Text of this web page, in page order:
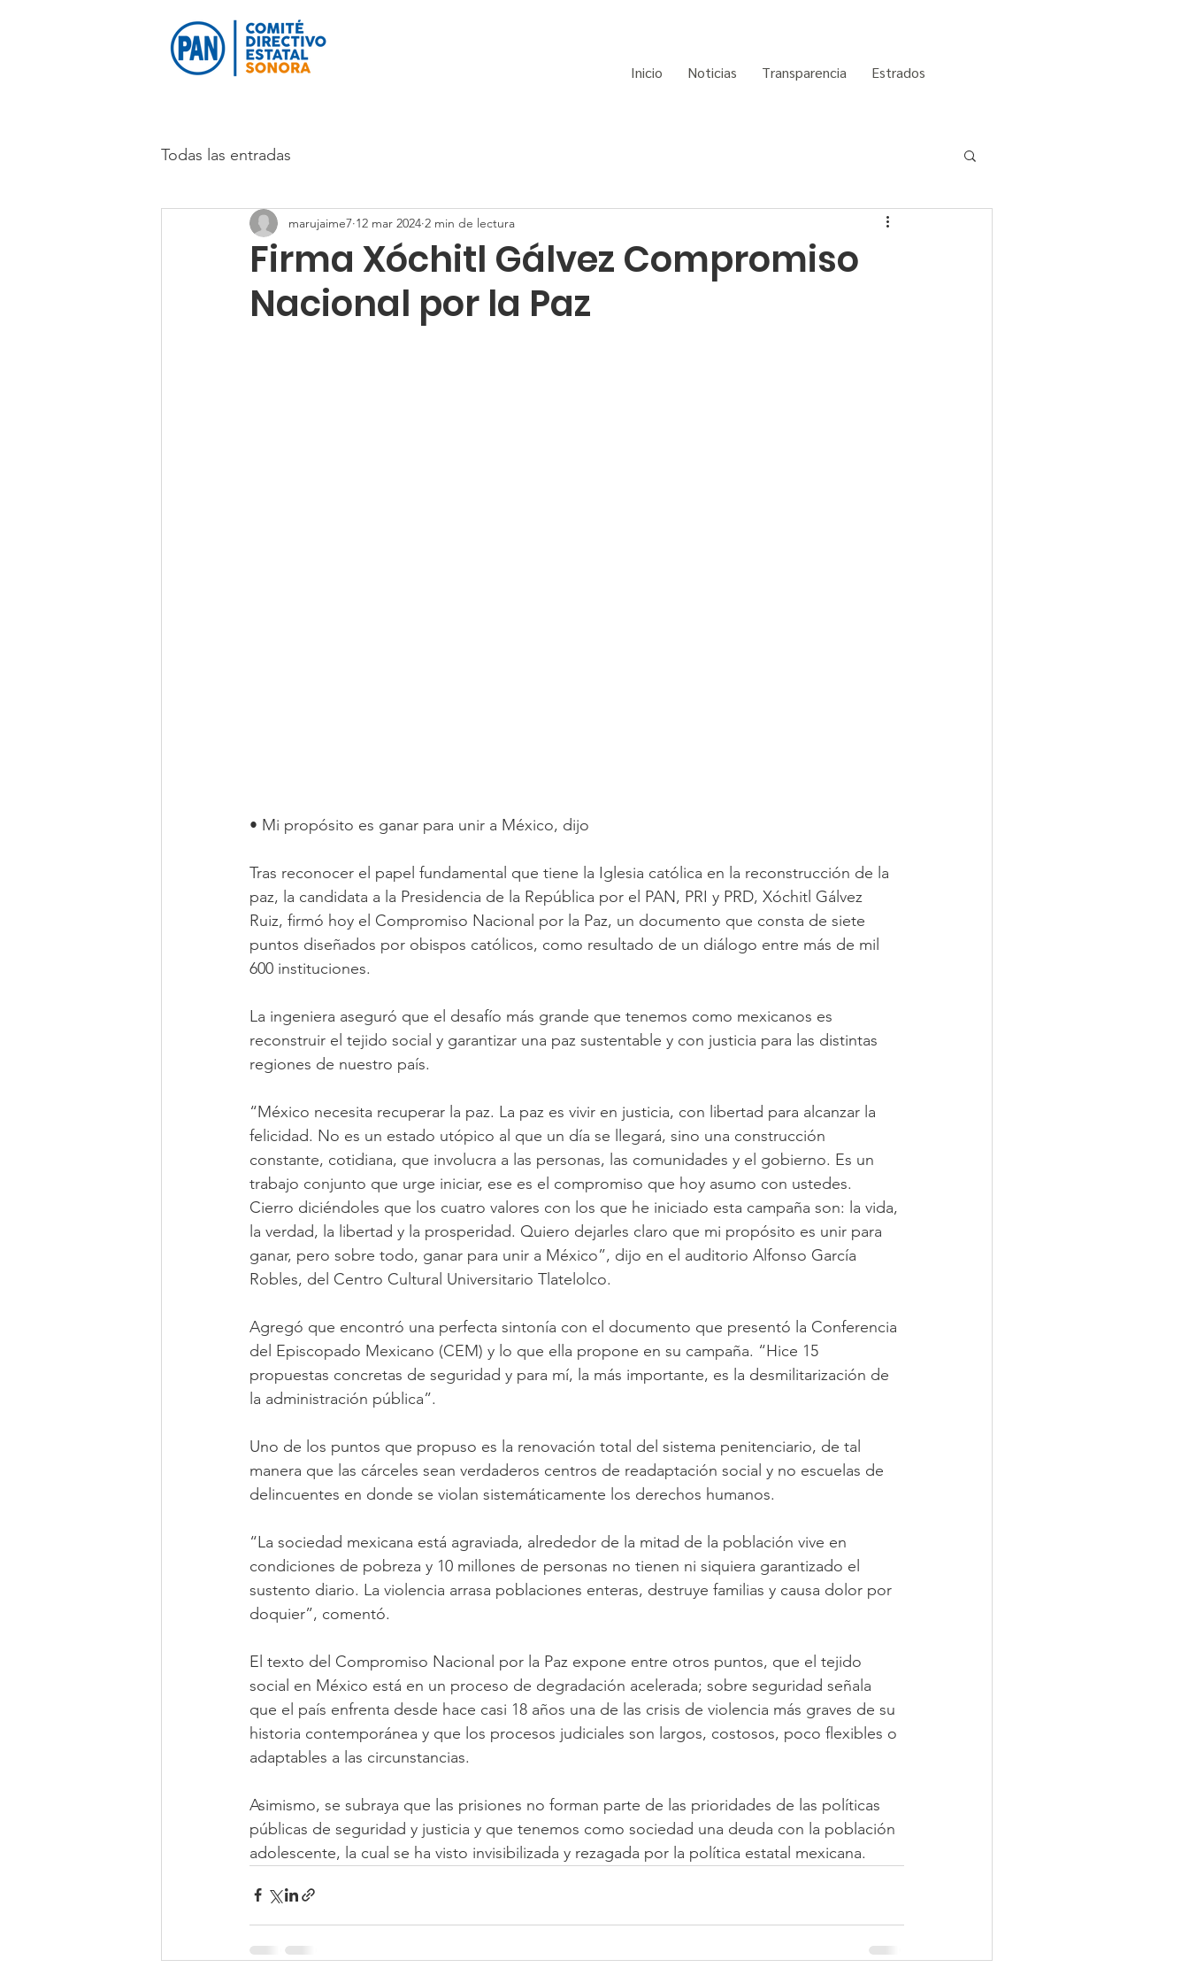
Inicio Noticias Transparencia Estrados
Todas las entradas
Firma Xóchitl Gálvez Compromiso
Nacional por la Paz
marujaime7 12 mar 2024 2 min de lectura
• Mi propósito es ganar para unir a México, dijo
Tras reconocer el papel fundamental que tiene la Iglesia católica en la reconstrucción de la
paz, la candidata a la Presidencia de la República por el PAN, PRI y PRD, Xóchitl Gálvez
Ruiz, firmó hoy el Compromiso Nacional por la Paz, un documento que consta de siete
puntos diseñados por obispos católicos, como resultado de un diálogo entre más de mil
600 instituciones.
La ingeniera aseguró que el desafío más grande que tenemos como mexicanos es
reconstruir el tejido social y garantizar una paz sustentable y con justicia para las distintas
regiones de nuestro país.
“México necesita recuperar la paz. La paz es vivir en justicia, con libertad para alcanzar la
felicidad. No es un estado utópico al que un día se llegará, sino una construcción
constante, cotidiana, que involucra a las personas, las comunidades y el gobierno. Es un
trabajo conjunto que urge iniciar, ese es el compromiso que hoy asumo con ustedes.
Cierro diciéndoles que los cuatro valores con los que he iniciado esta campaña son: la vida,
la verdad, la libertad y la prosperidad. Quiero dejarles claro que mi propósito es unir para
ganar, pero sobre todo, ganar para unir a México”, dijo en el auditorio Alfonso García
Robles, del Centro Cultural Universitario Tlatelolco.
Agregó que encontró una perfecta sintonía con el documento que presentó la Conferencia
del Episcopado Mexicano (CEM) y lo que ella propone en su campaña. “Hice 15
propuestas concretas de seguridad y para mí, la más importante, es la desmilitarización de
la administración pública”.
Uno de los puntos que propuso es la renovación total del sistema penitenciario, de tal
manera que las cárceles sean verdaderos centros de readaptación social y no escuelas de
delincuentes en donde se violan sistemáticamente los derechos humanos.
“La sociedad mexicana está agraviada, alrededor de la mitad de la población vive en
condiciones de pobreza y 10 millones de personas no tienen ni siquiera garantizado el
sustento diario. La violencia arrasa poblaciones enteras, destruye familias y causa dolor por
doquier”, comentó.
El texto del Compromiso Nacional por la Paz expone entre otros puntos, que el tejido
social en México está en un proceso de degradación acelerada; sobre seguridad señala
que el país enfrenta desde hace casi 18 años una de las crisis de violencia más graves de su
historia contemporánea y que los procesos judiciales son largos, costosos, poco flexibles o
adaptables a las circunstancias.
Asimismo, se subraya que las prisiones no forman parte de las prioridades de las políticas
públicas de seguridad y justicia y que tenemos como sociedad una deuda con la población
adolescente, la cual se ha visto invisibilizada y rezagada por la política estatal mexicana.